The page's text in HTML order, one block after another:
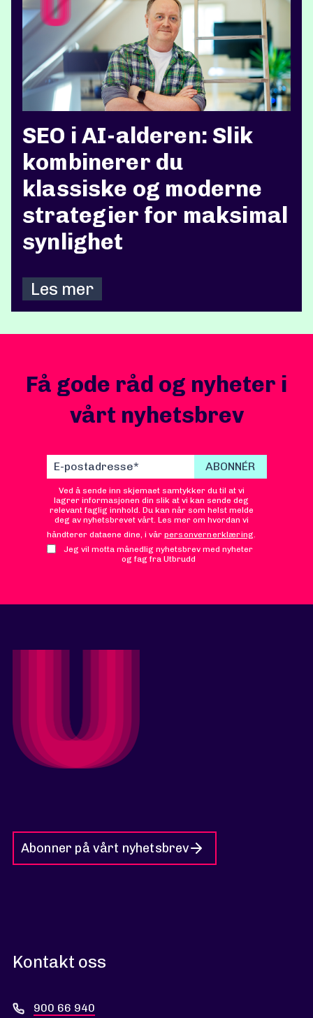
SEO i AI-alderen: Slik
kombinerer du
klassiske og moderne
strategier for maksimal
synlighet
Les mer
Få gode råd og nyheter i
vårt nyhetsbrev
Ved å sende inn skjemaet samtykker du til at vi
lagrer informasjonen din slik at vi kan sende deg
relevant faglig innhold. Du kan når som helst melde
deg av nyhetsbrevet vårt. Les mer om hvordan vi
håndterer dataene dine, i vår personvernerklæring.
Jeg vil motta månedlig nyhetsbrev med nyheter
og fag fra Utbrudd
Abonner på vårt nyhetsbrev
Kontakt oss
900 66 940